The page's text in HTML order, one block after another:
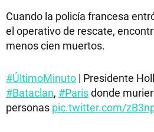
Cuando la policía francesa
el operativo de rescate,
menos cien muertos.
#ÚltimoMinuto | Presidente
#Bataclan, #Parisdonde
personas pic.twitter.com/